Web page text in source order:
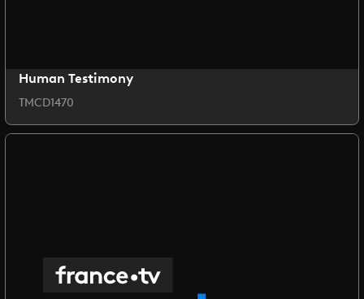
Human Testimony
TMCD1470